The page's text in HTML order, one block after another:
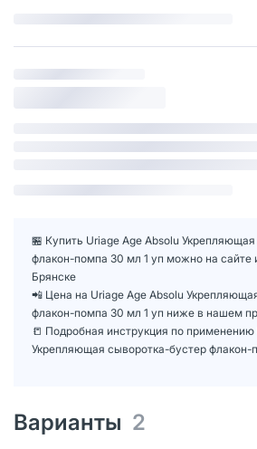
🏪 Купить Uriage Age Absolu
флакон-помпа 30 мл 1 уп можно на сайте
Брянске
📲 Цена на Uriage Age Absolu
флакон-помпа 30 мл 1 уп ниже в нашем
📒 Подробная инструкция по применению
Укрепляющая сыворотка-бустер флакон-
Варианты 2